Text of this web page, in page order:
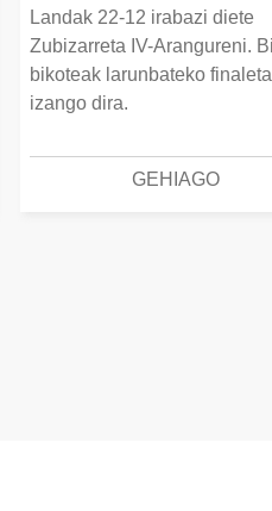
Landak 22-12 irabazi diete
Zubizarreta IV-Arangureni. Bi
bikoteak larunbateko
izango dira.
GEHIAGO